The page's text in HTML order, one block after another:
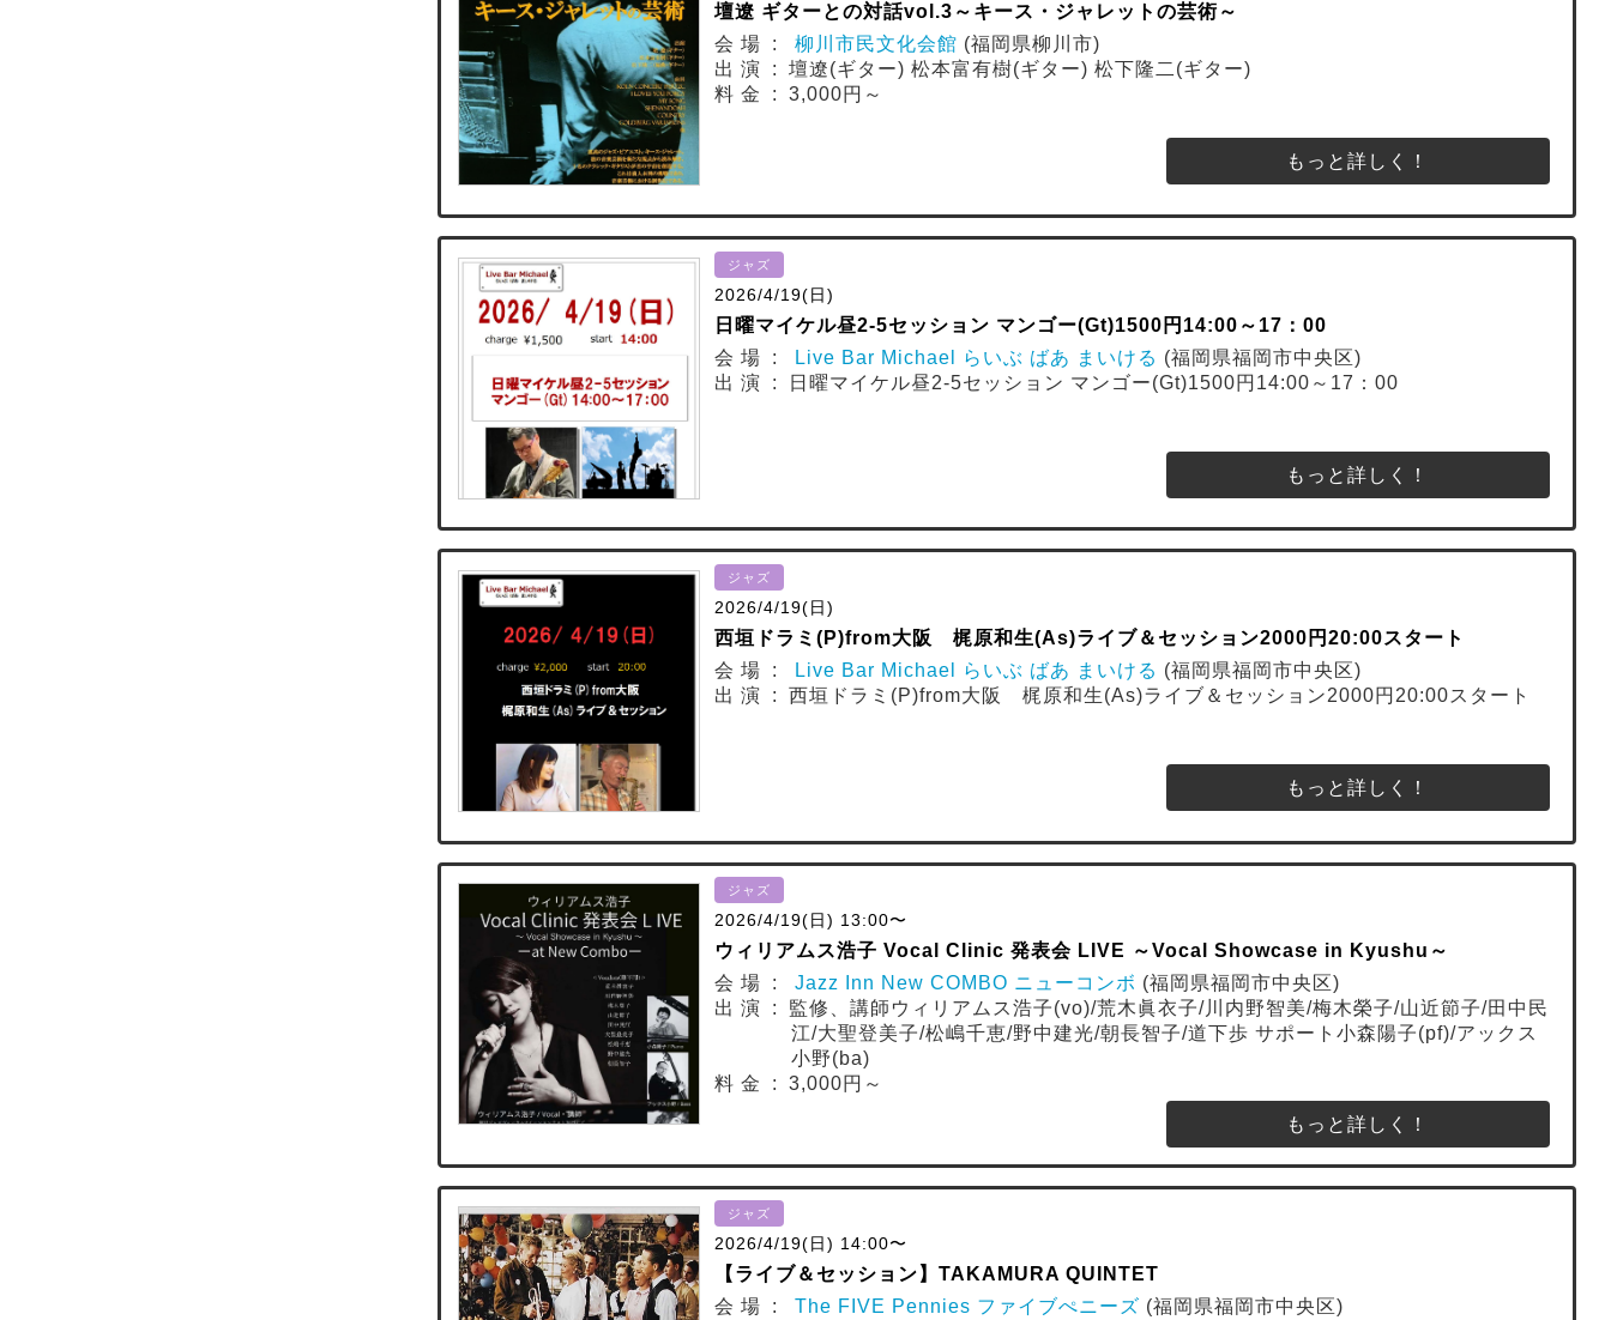
壇遼 ギターとの対話vol.3～キース・ジャレットの芸術～
会 場 : 柳川市民文化会館 (福岡県柳川市)
出 演 : 壇遼(ギター) 松本富有樹(ギター) 松下隆二(ギター)
料 金 : 3,000円～
もっと詳しく！
ジャズ
2026/4/19(日)
日曜マイケル昼2-5セッション マンゴー(Gt)1500円14:00～17：00
会 場 :
Live Bar Michael らいぶ ばあ まいける (福岡県福岡市中央区)
出 演 : 日曜マイケル昼2-5セッション マンゴー(Gt)1500円14:00～17：00
もっと詳しく！
ジャズ
2026/4/19(日)
西垣ドラミ(P)from大阪 梶原和生(As)ライブ＆セッション2000円20:00スタート
会 場 :
Live Bar Michael らいぶ ばあ まいける (福岡県福岡市中央区)
出 演 : 西垣ドラミ(P)from大阪 梶原和生(As)ライブ＆セッション2000円20:00スタート
もっと詳しく！
ジャズ
2026/4/19(日) 13:00〜
ウィリアムス浩子 Vocal Clinic 発表会 LIVE ～Vocal Showcase in Kyushu～
会 場 : Jazz Inn New COMBO ニューコンボ (福岡県福岡市中央区)
出 演 : 監修、講師ウィリアムス浩子(vo)/荒木眞衣子/川内野智美/梅木榮子/山近節子/田中民
江/大聖登美子/松嶋千恵/野中建光/朝長智子/道下歩 サポート小森陽子(pf)/アックス
小野(ba)
料 金 : 3,000円～
もっと詳しく！
ジャズ
2026/4/19(日) 14:00〜
【ライブ＆セッション】TAKAMURA QUINTET
会 場 : The FIVE Pennies ファイブぺニーズ (福岡県福岡市中央区)